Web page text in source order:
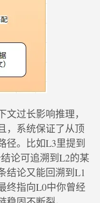
过长影响推理，
，系统保证了从顶
径。比如L3里提到
论可追溯到L2的某
结论又能回溯到L1
终指向L0中你曾经